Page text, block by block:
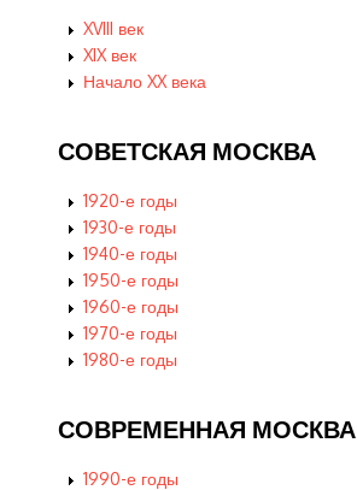
XVIII век
XIX век
Начало XX века
СОВЕТСКАЯ МОСКВА
1920-е годы
1930-е годы
1940-е годы
1950-е годы
1960-е годы
1970-е годы
1980-е годы
СОВРЕМЕННАЯ МОСКВА
1990-е годы